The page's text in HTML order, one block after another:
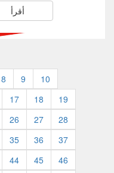
أقرأ
8 9
10
17 18
19
26 27
28
35 36
37
44 45
46